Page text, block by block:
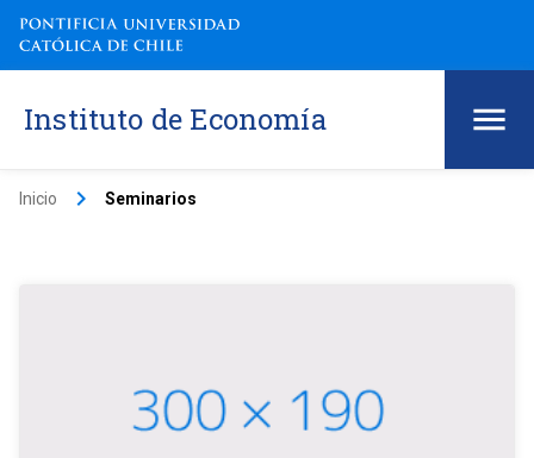
Instituto de Economía
Inicio keyboard_arrow_right Seminarios